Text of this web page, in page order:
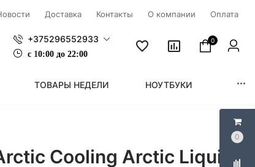
0
Доставка Контакты О компании Оплата
+375296552933
с 1 0:00 до 22:00
0
ТОВАРЫ НЕДЕЛИ НОУТБУКИ
Cooling Arctic Liquid